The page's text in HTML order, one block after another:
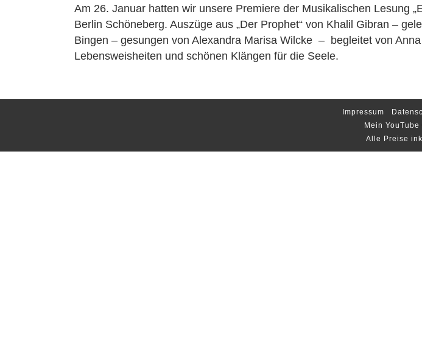
Am 26. Januar hatten wir unsere Premiere der Musikalischen Lesung
Berlin Schöneberg. Auszüge aus „Der Prophet“ von Khalil Gibran –
Bingen – gesungen von Alexandra Marisa Wilcke – begleitet von
Lebensweisheiten und schönen Klängen für die Seele.
Impressum
Mein YouTube
Alle Preise